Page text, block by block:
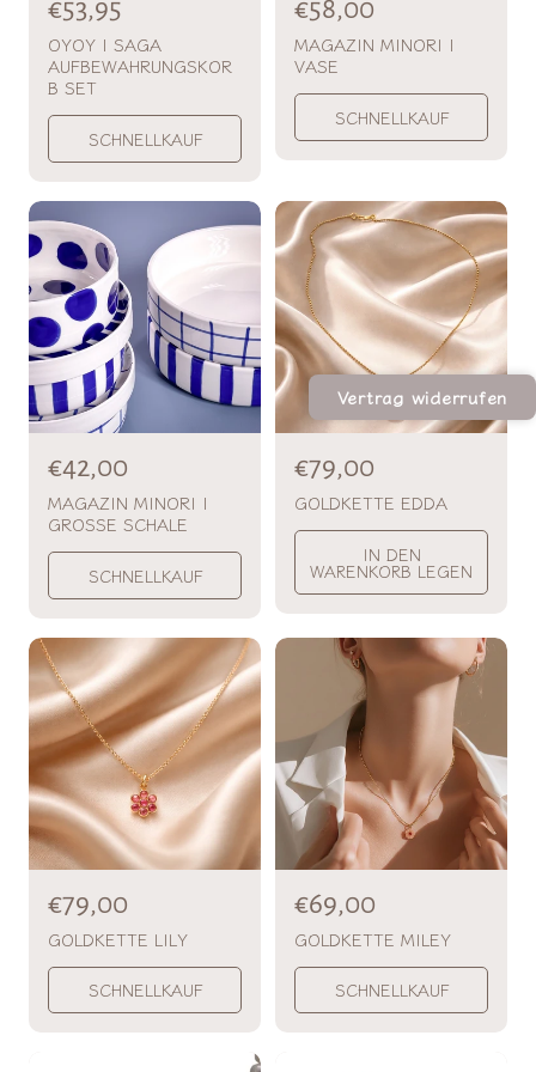
N
o
r
m
a
l
r
e
i
s
€53,95
OYOY | SAGA
AUFBEWAHRUNGSKOR
B SET
SCHNELLKAUF
N
o
r
m
a
r
e
s
€58,00
MAGAZIN MINORI |
VASE
SCHNELLKAUF
N
o
r
m
p
r
e
i
s
€42,00
MAGAZIN MINORI |
GROSSE SCHALE
SCHNELLKAUF
N
o
r
a
p
i
s
€79,00
GOLDKETTE EDDA
IN DEN
WARENKORB LEGEN
N
o
r
a
€79,00
GOLDKETTE LILY
SCHNELLKAUF
N
o
r
a
€69,00
GOLDKETTE MILEY
SCHNELLKAUF
Vertrag widerrufen